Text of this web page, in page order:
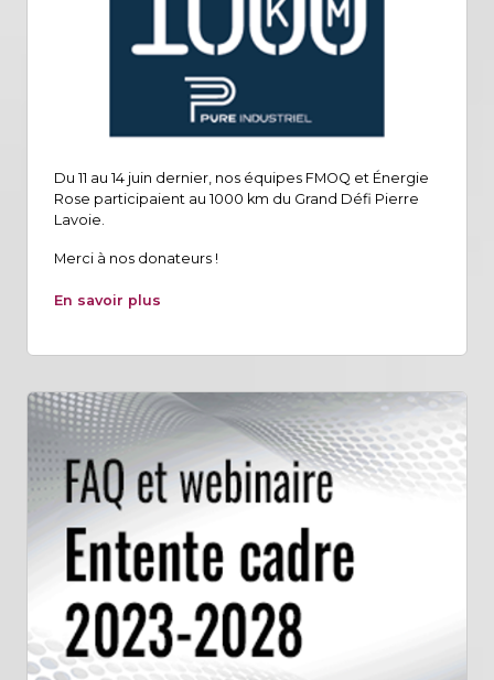
Du 11 au 14 juin dernier, nos équipes FMOQ et Énergie
Rose participaient au 1000 km du Grand Défi Pierre
Lavoie.
Merci à nos donateurs !
En savoir plus